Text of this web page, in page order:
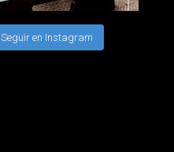
Seguir en Instagram